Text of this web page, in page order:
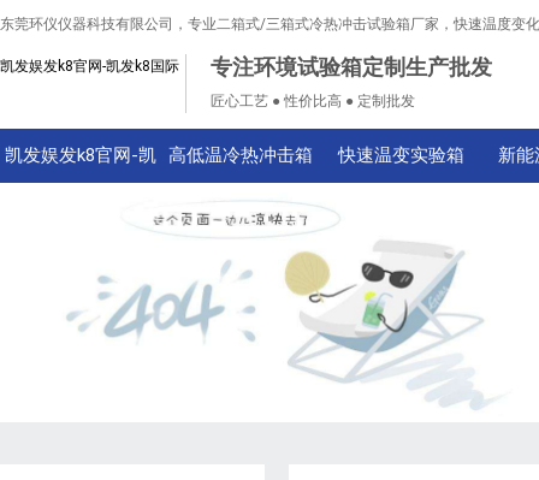
东莞环仪仪器科技有限公司，专业二箱式/三箱式冷热冲击试验箱厂家，快速温度变
凯发娱发k8官网-凯发k8国际 专注环境试验箱定制生产批发
匠心工艺 ● 性价比高 ● 定制批发
凯发娱发k8官网-凯 高低温冷热冲击箱 快速温变实验箱 新